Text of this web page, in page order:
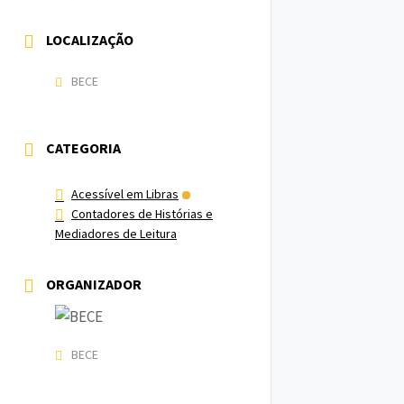
LOCALIZAÇÃO
BECE
CATEGORIA
Acessível em Libras
Contadores de Histórias e
Mediadores de Leitura
ORGANIZADOR
BECE